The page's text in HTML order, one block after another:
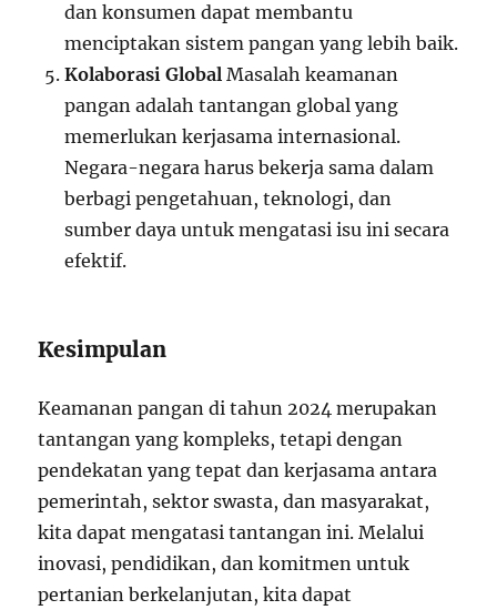
dan konsumen dapat membantu
menciptakan sistem pangan yang lebih baik.
Kolaborasi Global Masalah keamanan
pangan adalah tantangan global yang
memerlukan kerjasama internasional.
Negara-negara harus bekerja sama dalam
berbagi pengetahuan, teknologi, dan
sumber daya untuk mengatasi isu ini secara
efektif.
Kesimpulan
Keamanan pangan di tahun 2024 merupakan
tantangan yang kompleks, tetapi dengan
pendekatan yang tepat dan kerjasama antara
pemerintah, sektor swasta, dan masyarakat,
kita dapat mengatasi tantangan ini. Melalui
inovasi, pendidikan, dan komitmen untuk
pertanian berkelanjutan, kita dapat